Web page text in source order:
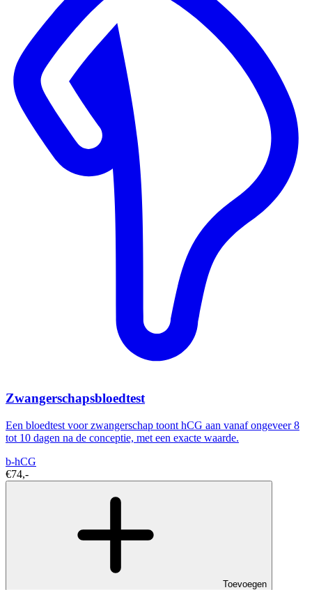
Zwangerschapsbloedtest
Een bloedtest voor zwangerschap toont hCG aan vanaf ongeveer 8
tot 10 dagen na de conceptie, met een exacte waarde.
b-hCG
€74,-
Toevoegen